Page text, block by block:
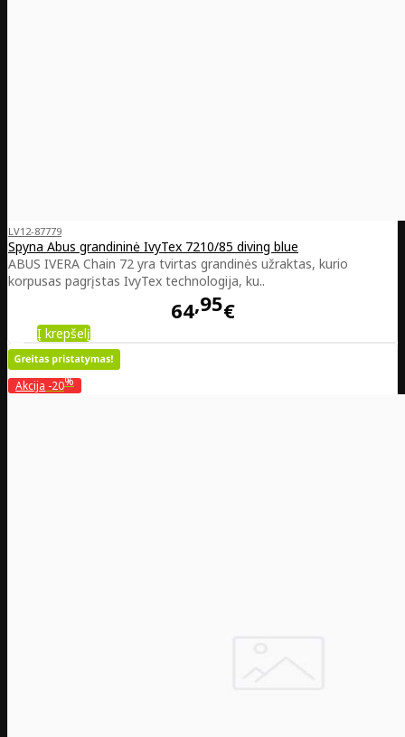
LV12-87779
Spyna Abus grandininė IvyTex 7210/85 diving blue
ABUS IVERA Chain 72 yra tvirtas grandinės užraktas, kurio
korpusas pagrįstas IvyTex technologija, ku..
64 95€
Į krepšelį
Akcija -20%